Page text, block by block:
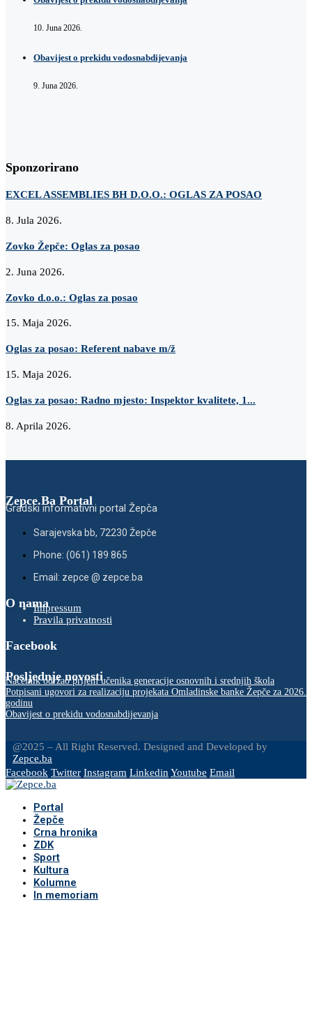
10. Juna 2026.
Obavijest o prekidu vodosnabdijevanja
9. Juna 2026.
Sponzorirano
EXCEL ASSEMBLIES BH D.O.O.: OGLAS ZA POSAO
8. Jula 2026.
Zovko Žepče: Oglas za posao
2. Juna 2026.
Zovko d.o.o.: Oglas za posao
15. Maja 2026.
Oglas za posao: Referent nabave m/ž
15. Maja 2026.
Oglas za posao: Radno mjesto: Inspektor kvalitete, 1...
8. Aprila 2026.
Zepce.Ba Portal
Gradski informativni portal Žepča
Sarajevska bb, 72230 Žepče
Phone: (061) 189 865
Email: zepce @ zepce.ba
O namaImpressum
Pravila privatnosti
Facebook
Posljednje novosti
Načelnik održao prijem učenika generacije osnovnih i srednjih škola
Potpisani ugovori za realizaciju projekata Omladinske banke Žepče za 2026.
godinu
Obavijest o prekidu vodosnabdijevanja
@2025 – All Right Reserved. Designed and Developed by
Zepce.ba
Facebook Twitter Instagram LinkedinYoutube Email
Portal
Žepče
Crna hronika
ZDK
Sport
Kultura
Kolumne
In memoriam